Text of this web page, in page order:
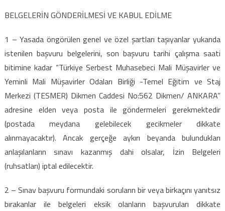
BELGELERİN GÖNDERİLMESİ VE KABUL EDİLME
1 – Yasada öngörülen genel ve özel şartları taşıyanlar yukarıda
istenilen başvuru belgelerini, son başvuru tarihi çalışma saati
bitimine kadar “Türkiye Serbest Muhasebeci Mali Müşavirler ve
Yeminli Mali Müşavirler Odaları Birliği -Temel Eğitim ve Staj
Merkezi (TESMER) Dikmen Caddesi No:562 Dikmen/ ANKARA”
adresine elden veya posta ile göndermeleri gerekmektedir
(postada meydana gelebilecek gecikmeler dikkate
alınmayacaktır). Ancak gerçeğe aykırı beyanda bulundukları
anlaşılanların sınavı kazanmış dahi olsalar, İzin Belgeleri
(ruhsatları) iptal edilecektir.
2 – Sınav başvuru formundaki soruların bir veya birkaçını yanıtsız
bırakanlar ile belgeleri eksik olanların başvuruları dikkate